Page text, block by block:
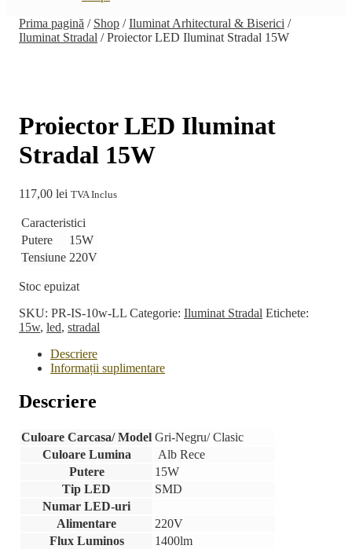
Prima pagină / Shop /Iluminat Arhitectural & Biserici /
Iluminat Stradal /Proiector LED Iluminat Stradal 15W
Proiector LED Iluminat
Stradal 15W
117,00 lei TVA Inclus
Caracteristici
Putere
15W
Tensiune 220V
Stoc epuizat
SKU: PR-IS-10w-LL Categorie: Iluminat Stradal Etichete:
15w, led, stradal
Descriere
Informații suplimentare
Descriere
Culoare Carcasa/ Model Gri-Negru/ Clasic
Culoare Lumina
Alb Rece
Putere
15W
Tip LED
SMD
Numar LED-uri
Alimentare
220V
Flux Luminos
1400lm